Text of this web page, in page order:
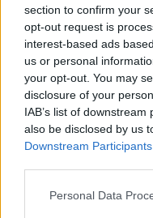
section to confirm your
opt-out request is
interest-based ads
us or personal
your opt-out. You may
disclosure of your
IAB’s list of
also be disclosed by us
Downstream Participants
Please note that this
Personal Data